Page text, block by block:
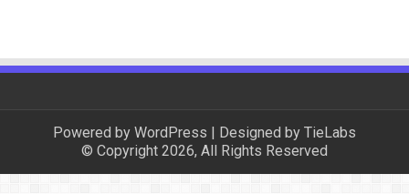
Powered by WordPress | Designed by TieLabs
© Copyright 2026, All Rights Reserved